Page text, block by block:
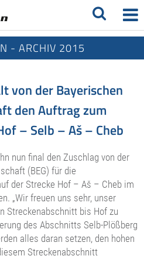
- ARCHIV 2015
von der Bayerischen
den Auftrag zum
– Selb – Aš – Cheb
nun final den Zuschlag von der
(BEG) für die
der Strecke Hof – Aš – Cheb im
„Wir freuen uns sehr, unser
Streckenabschnitt bis Hof zu
des Abschnitts Selb-Plößberg
alles daran setzen, den hohen
Streckenabschnitt